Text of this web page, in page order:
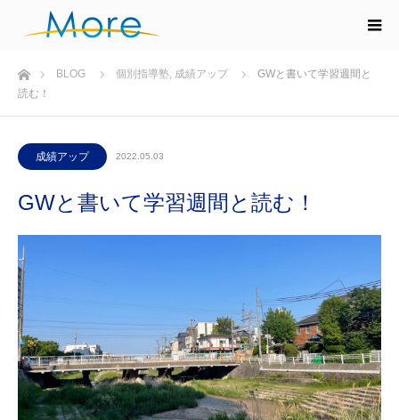
ホームBLOG 個別指導塾, 成績アップ
GWと書いて学習週間と
読む！
成績アップ 2022.05.03
GWと書いて学習週間と読む！